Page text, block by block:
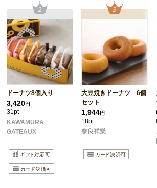
ドーナツ8個入り
3,420円
31pt
KAWAMURA
GATEAUX
大豆焼きドーナツ 6個
セット
1,944円
18pt
奈良祥樂